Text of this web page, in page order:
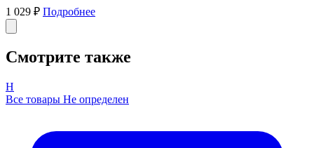
1 029 ₽ Подробнее
Смотрите также
Н
Все товары Не определен